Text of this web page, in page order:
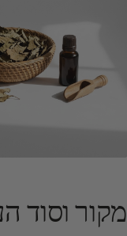
מקור וסוד